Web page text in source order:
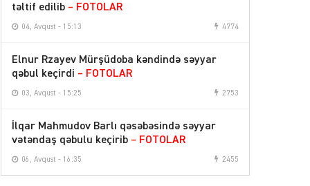
təltif edilib – FOTOLAR
04, Avqust - 15:13 4774
Elnur Rzayev Mürşüdoba kəndində səyyar
qəbul keçirdi – FOTOLAR
03, Avqust - 15:25 2753
İlqar Mahmudov Barlı qəsəbəsində səyyar
vətəndaş qəbulu keçirib – FOTOLAR
06, Avqust - 16:35 2455